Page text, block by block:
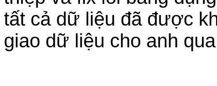
tất cả dữ liệu đã được
giao dữ liệu cho anh